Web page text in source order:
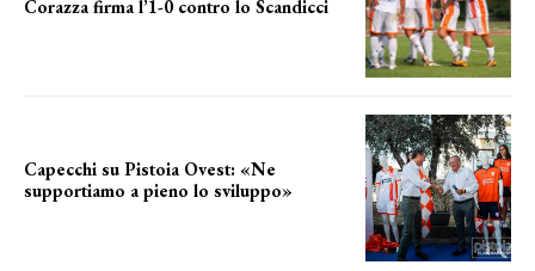
Corazza firma l’1-0 contro lo Scandicci
Capecchi su Pistoia Ovest: «Ne
supportiamo a pieno lo sviluppo»